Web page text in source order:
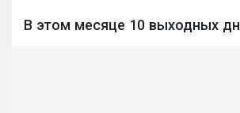
В этом месяце 10 выходных